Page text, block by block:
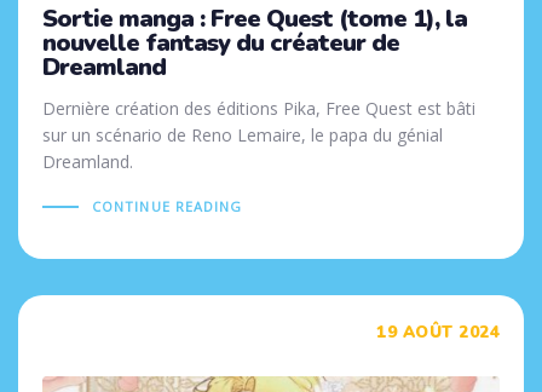
Sortie manga : Free Quest (tome 1), la
nouvelle fantasy du créateur de
Dreamland
Dernière création des éditions Pika, Free Quest est bâti
sur un scénario de Reno Lemaire, le papa du génial
Dreamland.
CONTINUE READING
19 AOÛT 2024